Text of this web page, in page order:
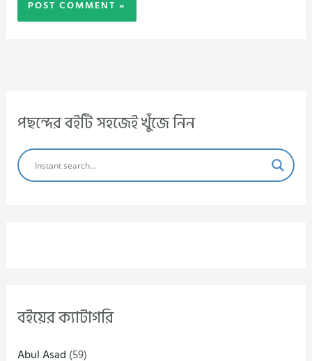
পছন্দের বইটি সহজেই খুঁজে নিন
বইয়ের ক্যাটাগরি
Abul Asad (59)